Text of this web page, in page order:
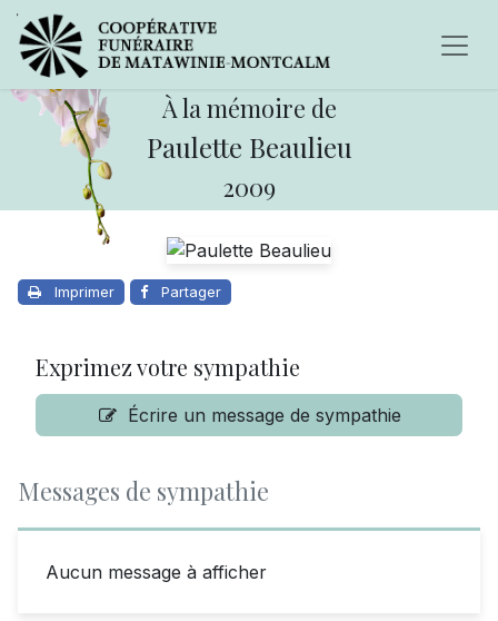
À la mémoire de
Paulette Beaulieu
2009
Imprimer Partager
Exprimez votre sympathie
Écrire un message de sympathie
Messages de sympathie
Aucun message à afficher